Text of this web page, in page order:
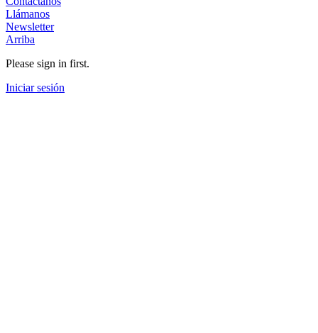
Llámanos
Newsletter
Arriba
Please sign in first.
Iniciar sesión